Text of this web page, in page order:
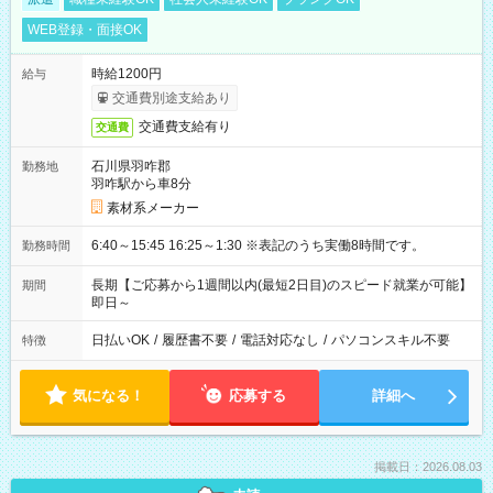
WEB登録・面接OK
給与
時給1200円
交通費別途支給あり
交通費 交通費支給有り
勤務地
石川県羽咋郡
羽咋駅から車8分
素材系メーカー
勤務時間 6:40～15:45 16:25～1:30 ※表記のうち実働8時間です。
期間
長期【ご応募から1週間以内(最短2日目)のスピード就業が可能】
即日～
特徴 日払いOK / 履歴書不要 / 電話対応なし / パソコンスキル不要
気になる！ 応募する 詳細へ
掲載日：2026.08.03